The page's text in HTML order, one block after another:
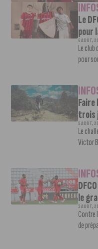
Le
pour
6 AOÛT,
Le
pour
Faire
trois
5 AOÛT,
Le
Victor
le
3 AOÛT,
Contre
de